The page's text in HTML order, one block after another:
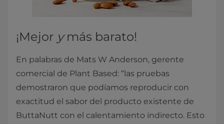
¡Mejor ymás barato!
En palabras de Mats W Anderson, gerente
comercial de Plant Based: “las pruebas
demostraron que podíamos reproducir con
exactitud el sabor del producto existente de
ButtaNutt con el calentamiento indirecto. Esto